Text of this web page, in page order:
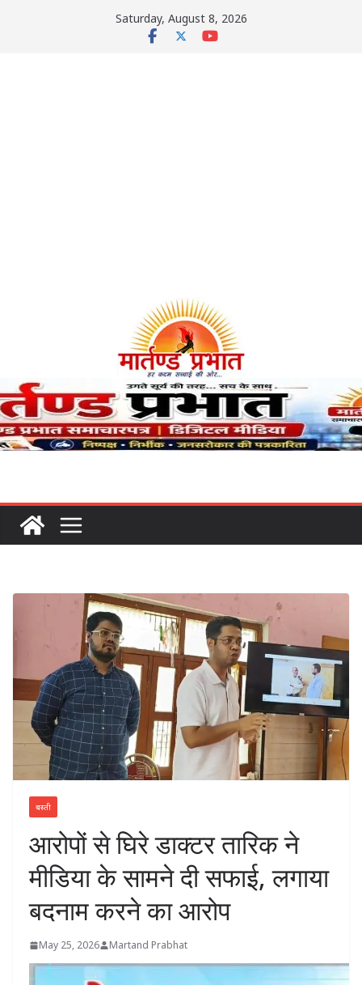
Saturday, August 8, 2026
बस्ती
आरोपों से घिरे डाक्टर तारिक ने
मीडिया के सामने दी सफाई, लगाया
बदनाम करने का आरोप
May 25, 2026 Martand Prabhat